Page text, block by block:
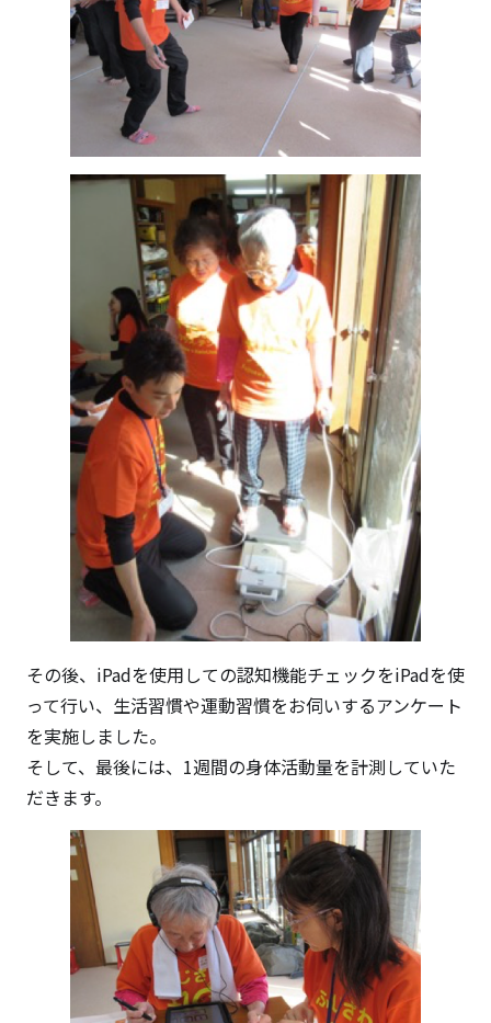
その後、iPadを使用しての認知機能チェックをiPadを使
って行い、生活習慣や運動習慣をお伺いするアンケート
を実施しました。
そして、最後には、1週間の身体活動量を計測していた
だきます。